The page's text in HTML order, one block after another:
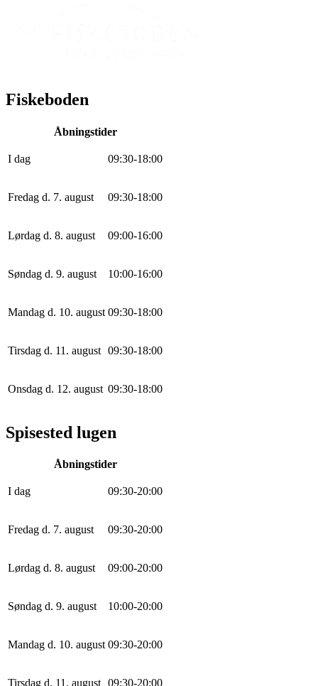
Fiskeboden
Åbningstider
I dag 09:30-18:00
Fredag d. 7. august 09:30-18:00
Lørdag d. 8. august 09:00-16:00
Søndag d. 9. august 10:00-16:00
Mandag d. 10. august 09:30-18:00
Tirsdag d. 11. august 09:30-18:00
Onsdag d. 12. august 09:30-18:00
Spisested lugen
Åbningstider
I dag 09:30-20:00
Fredag d. 7. august 09:30-20:00
Lørdag d. 8. august 09:00-20:00
Søndag d. 9. august 10:00-20:00
Mandag d. 10. august 09:30-20:00
Tirsdag d. 11. august 09:30-20:00